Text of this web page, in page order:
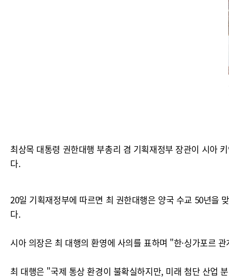
최상목 대통령 권한대행 부총리 겸 기획재정부 장관이 시아
다.
20일 기획재정부에 따르면 최 권한대행은 양국 수교 50년을
다.
시아 의장은 최 대행의 환영에 사의를 표하며 "한·싱가포르
최 대행은 "국제 통상 환경이 불확실하지만, 미래 첨단 산업